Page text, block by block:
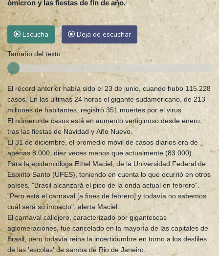
ómicron y las fiestas de fin de año.
Escucha Deja de escuchar
Tamaño del texto:
El récord anterior había sido el 23 de junio, cuando hubo 115.228
casos. En las últimas 24 horas el gigante sudamericano, de 213
millones de habitantes, registró 351 muertes por el virus.
El número de casos está en aumento vertiginoso desde enero,
tras las fiestas de Navidad y Año Nuevo.
El 31 de diciembre, el promedio móvil de casos diarios era de
apenas 8.000, diez veces menos que actualmente (83.000).
Para la epidemióloga Ethel Maciel, de la Universidad Federal de
Espirito Santo (UFES), teniendo en cuenta lo que ocurrió en otros
países, "Brasil alcanzará el pico de la onda actual en febrero".
"Pero está el carnaval [a fines de febrero] y todavía no sabemos
cuál será su impacto", alerta Maciel.
El carnaval callejero, caracterizado por gigantescas
aglomeraciones, fue cancelado en la mayoría de las capitales de
Brasil, pero todavía reina la incertidumbre en torno a los desfiles
de las 'escolas' de samba de Rio de Janeiro.